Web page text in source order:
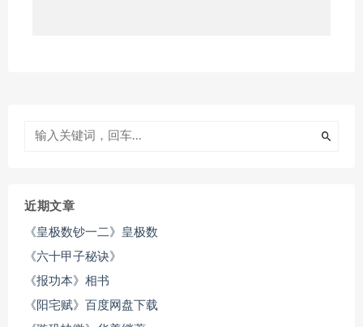
近期文章
《皇极数钞一二》皇极数
《六十甲子秘诀》
《报功本》相书
《阳宅赋》百度网盘下载